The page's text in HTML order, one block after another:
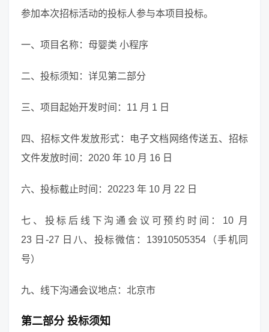
参加本次招标活动的投标人参与本项目投标。
一、项目名称：母婴类 小程序
二、投标须知：详见第二部分
三、项目起始开发时间：11 月 1 日
四、招标文件发放形式：电子文档网络传送五、招标
文件发放时间：2020 年 10 月 16 日
六、投标截止时间：20223 年 10 月 22 日
七、投标后线下沟通会议可预约时间：10 月
23 日-27 日八、投标微信：13910505354（手机同
号）
九、线下沟通会议地点：北京市
第二部分 投标须知